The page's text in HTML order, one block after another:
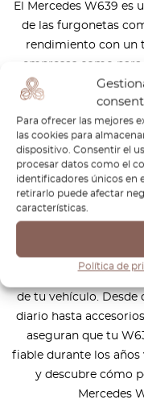
Para ofrecer las mejores
las cookies para
dispositivo. Consentir el
procesar datos como el
identificadores únicos en
retirarlo puede afectar
características.
Política de
El Mercedes W639 es
de las furgonetas
rendimiento con un
empresas como
que permite una fácil
espacios de
mercancías o
ofrece una estructura
un rendimiento
seguridad, un
ingeniería alemana,
confort. En
mantener tu
Por eso ofrecemos
de tu vehículo. Desde
diario hasta
aseguran que tu
fiable durante los años
y descubre cómo
Mercedes